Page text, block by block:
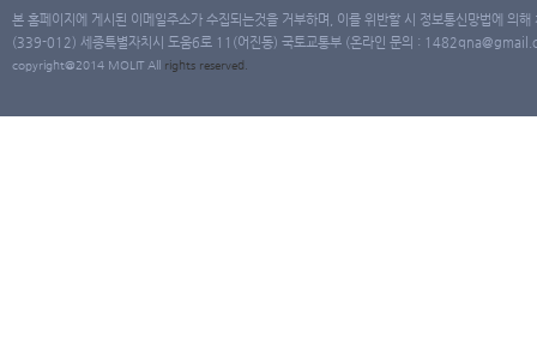
본 홈페이지에 게시된 이메일주소가 수집되는것을 거부하며, 이를 위반할 시 정보통신망법에 의
(339-012) 세종특별자치시 도움6로 11(어진동) 국토교통부 (온라인 문의 :
copyright@2014 MOLIT All rights reserved.